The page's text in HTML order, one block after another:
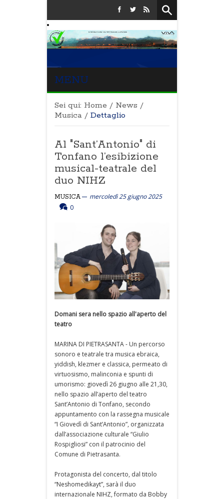
MENU
Sei qui: Home / News /
Musica / Dettaglio
Al "Sant’Antonio" di
Tonfano l’esibizione
musical-teatrale del
duo NIHZ
MUSICA
mercoledì 25 giugno 2025
0
Domani sera nello spazio all'aperto del
teatro
MARINA DI PIETRASANTA - Un percorso
sonoro e teatrale tra musica ebraica,
yiddish, klezmer e classica, permeato di
virtuosismo, malinconia e spunti di
umorismo: giovedì 26 giugno alle 21,30,
nello spazio all’aperto del teatro
Sant’Antonio di Tonfano, secondo
appuntamento con la rassegna musicale
“I Giovedì di Sant’Antonio”, organizzata
dall’associazione culturale “Giulio
Rospigliosi” con il patrocinio del
Comune di Pietrasanta.
Protagonista del concerto, dal titolo
“Neshomedikayt”, sarà il duo
internazionale NIHZ, formato da Bobby